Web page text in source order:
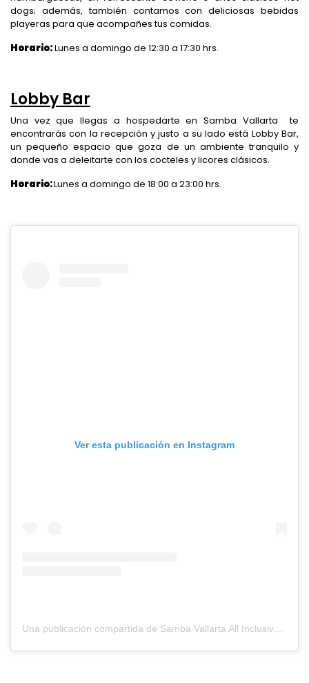
dogs; además, también contamos con deliciosas bebidas
playeras para que acompañes tus comidas.
Horario:Lunes a domingo de 12:30 a 17:30 hrs.
Lobby Bar
Una vez que llegas a hospedarte en Samba Vallarta te
encontrarás con la recepción y justo a su lado está Lobby Bar,
un pequeño espacio que goza de un ambiente tranquilo y
donde vas a deleitarte con los cocteles y licores clásicos.
Horario:Lunes a domingo de 18:00 a 23:00 hrs.
Ver esta publicación en Instagram
Una publicación compartida de Samba Vallarta All Inclusive (@sambavallarta)